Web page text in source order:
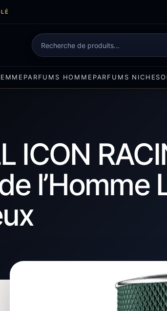
Recherche
de
produits
PARFUMS HOMME PARFUMS NICHE
ICON
l’Homme